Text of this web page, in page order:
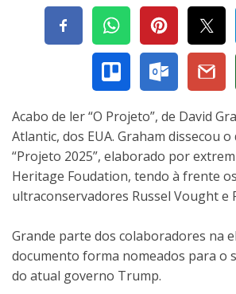
Acabo de ler “O Projeto”, de David
Atlantic, dos EUA. Graham dissecou
“Projeto 2025”, elaborado por
Heritage Foudation, tendo à frente os
ultraconservadores Russel Vought e
Grande parte dos colaboradores na
documento forma nomeados para o
do atual governo Trump.